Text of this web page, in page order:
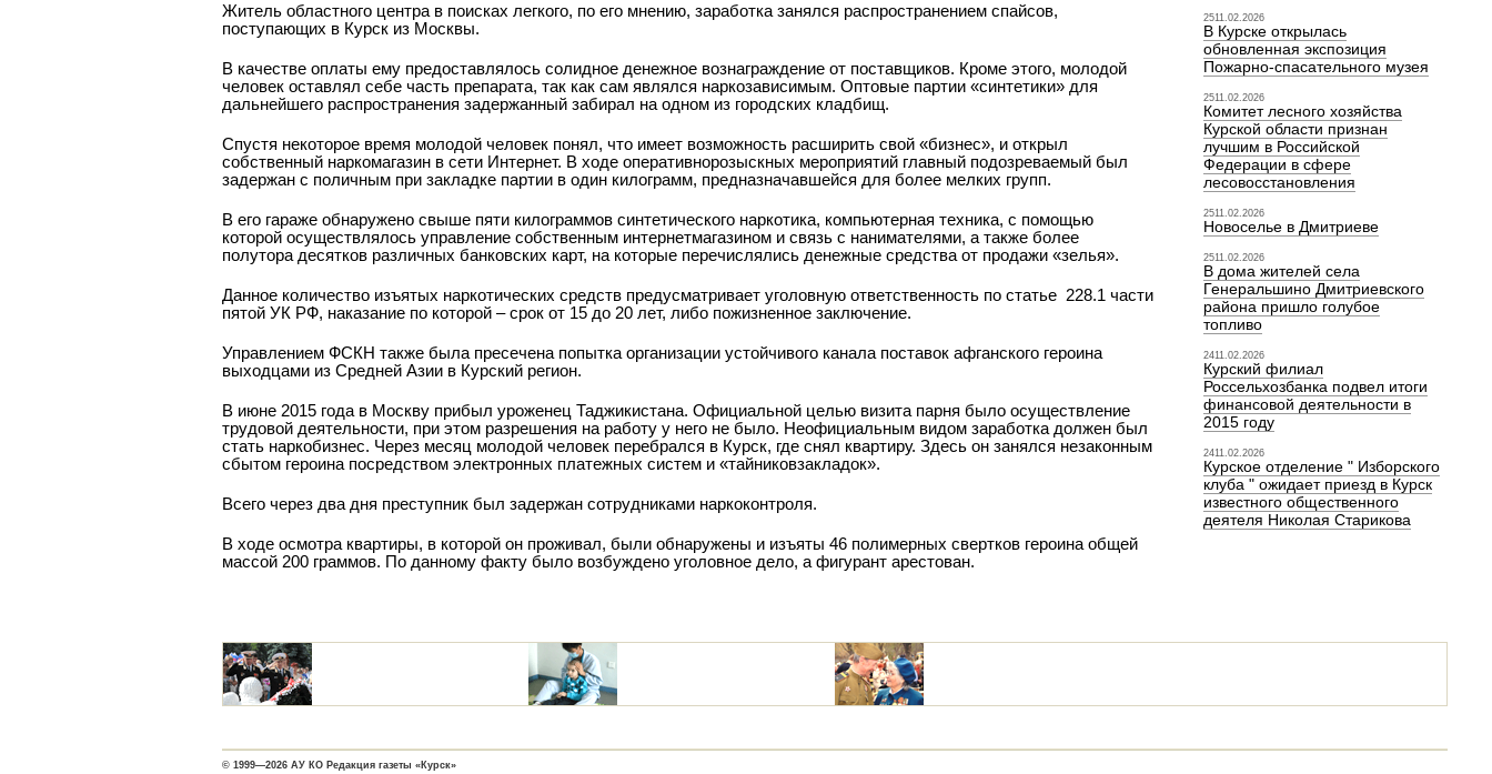
Житель областного центра в поисках легкого, по его мнению, заработка занялся распространением спайсов,
поступающих в Курск из Москвы.
В качестве оплаты ему предоставлялось солидное денежное вознаграждение от поставщиков. Кроме этого, молодой
человек оставлял себе часть препарата, так как сам являлся наркозависимым. Оптовые партии «синтетики» для
дальнейшего распространения задержанный забирал на одном из городских кладбищ.
Спустя некоторое время молодой человек понял, что имеет возможность расширить свой «бизнес», и открыл
собственный наркомагазин в сети Интернет. В ходе оперативно­розыскных мероприятий главный подозреваемый был
задержан с поличным при закладке партии в один килограмм, предназначавшейся для более мелких групп.
В его гараже обнаружено свыше пяти килограммов синтетического наркотика, компьютерная техника, с помощью
которой осуществлялось управление собственным интернет­магазином и связь с нанимателями, а также более
полутора десятков различных банковских карт, на которые перечислялись денежные средства от продажи «зелья».
Данное количество изъятых наркотических средств предусматривает уголовную ответственность по статье 228.1 части
пятой УК РФ, наказание по которой – срок от 15 до 20 лет, либо пожизненное заключение.
Управлением ФСКН также была пресечена попытка организации устойчивого канала поставок афганского героина
выходцами из Средней Азии в Курский регион.
В июне 2015 года в Москву прибыл уроженец Таджикистана. Официальной целью визита парня было осуществление
трудовой деятельности, при этом разрешения на работу у него не было. Неофициальным видом заработка должен был
стать наркобизнес. Через месяц молодой человек перебрался в Курск, где снял квартиру. Здесь он занялся незаконным
сбытом героина посредством электронных платежных систем и «тайников­закладок».
Всего через два дня преступник был задержан сотрудниками наркоконтроля.
В ходе осмотра квартиры, в которой он проживал, были обнаружены и изъяты 46 полимерных свертков героина общей
массой 200 граммов. По данному факту было возбуждено уголовное дело, а фигурант арестован.
2511.02.2026
В Курске открылась
обновленная экспозиция
Пожарно-спасательного музея
2511.02.2026
Комитет лесного хозяйства
Курской области признан
лучшим в Российской
Федерации в сфере
лесовосстановления
2511.02.2026
Новоселье в Дмитриеве
2511.02.2026
В дома жителей села
Генеральшино Дмитриевского
района пришло голубое
топливо
2411.02.2026
Курский филиал
Россельхозбанка подвел итоги
финансовой деятельности в
2015 году
2411.02.2026
Курское отделение " Изборского
клуба " ожидает приезд в Курск
известного общественного
деятеля Николая Старикова
© 1999—2026 АУ КО Редакция газеты «Курск»